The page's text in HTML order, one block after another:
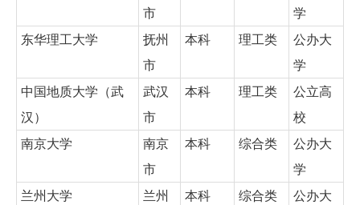
市
学
东华理工大学
抚州
市
本科 理工类
公办大
学
中国地质大学（武
汉）
武汉
市
本科 理工类
公立高
校
南京大学
南京
市
本科 综合类
公办大
学
兰州大学
兰州
本科 综合类
公办大